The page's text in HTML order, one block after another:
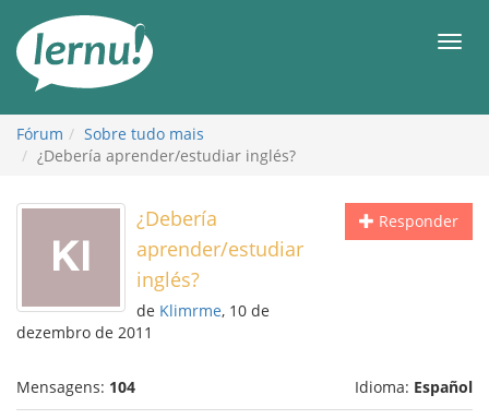
conteúdo
Fórum
Sobre tudo mais
¿Debería aprender/estudiar inglés?
Responder
¿Debería
aprender/estudiar
inglés?
de Klimrme, 10 de
dezembro de 2011
Mensagens: 104 Idioma: Español